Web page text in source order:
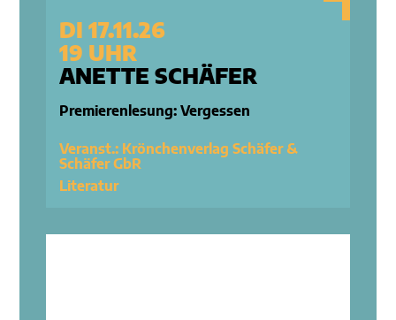
DI 17.11.26
19 UHR
ANETTE SCHÄFER
Premierenlesung: Vergessen
Veranst.: Krönchenverlag Schäfer &
Schäfer GbR
Literatur